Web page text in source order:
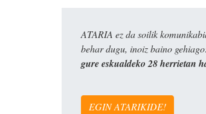
ATARIA ez da soilik
behar dugu, inoiz baino
gure eskualdeko 28 herrietan
EGIN ATARIKIDE!